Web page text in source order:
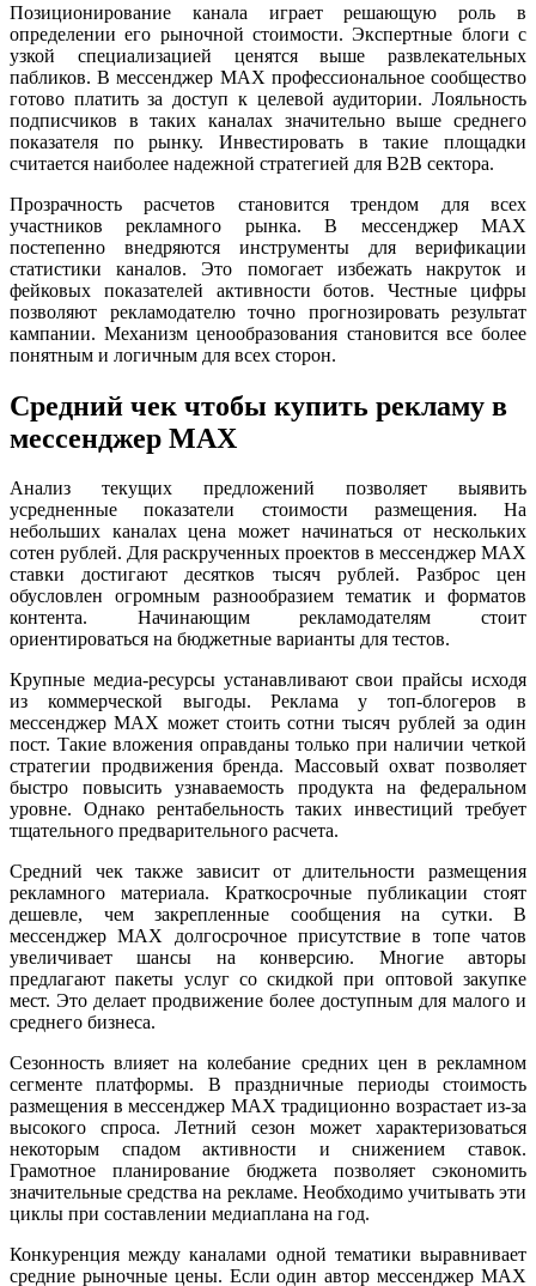
Позиционирование канала играет решающую роль в
определении его рыночной стоимости. Экспертные блоги с
узкой специализацией ценятся выше развлекательных
пабликов. В мессенджер MAX профессиональное сообщество
готово платить за доступ к целевой аудитории. Лояльность
подписчиков в таких каналах значительно выше среднего
показателя по рынку. Инвестировать в такие площадки
считается наиболее надежной стратегией для B2B сектора.
Прозрачность расчетов становится трендом для всех
участников рекламного рынка. В мессенджер MAX
постепенно внедряются инструменты для верификации
статистики каналов. Это помогает избежать накруток и
фейковых показателей активности ботов. Честные цифры
позволяют рекламодателю точно прогнозировать результат
кампании. Механизм ценообразования становится все более
понятным и логичным для всех сторон.
Средний чек чтобы купить рекламу в
мессенджер MAX
Анализ текущих предложений позволяет выявить
усредненные показатели стоимости размещения. На
небольших каналах цена может начинаться от нескольких
сотен рублей. Для раскрученных проектов в мессенджер MAX
ставки достигают десятков тысяч рублей. Разброс цен
обусловлен огромным разнообразием тематик и форматов
контента. Начинающим рекламодателям стоит
ориентироваться на бюджетные варианты для тестов.
Крупные медиа-ресурсы устанавливают свои прайсы исходя
из коммерческой выгоды. Реклама у топ-блогеров в
мессенджер MAX может стоить сотни тысяч рублей за один
пост. Такие вложения оправданы только при наличии четкой
стратегии продвижения бренда. Массовый охват позволяет
быстро повысить узнаваемость продукта на федеральном
уровне. Однако рентабельность таких инвестиций требует
тщательного предварительного расчета.
Средний чек также зависит от длительности размещения
рекламного материала. Краткосрочные публикации стоят
дешевле, чем закрепленные сообщения на сутки. В
мессенджер MAX долгосрочное присутствие в топе чатов
увеличивает шансы на конверсию. Многие авторы
предлагают пакеты услуг со скидкой при оптовой закупке
мест. Это делает продвижение более доступным для малого и
среднего бизнеса.
Сезонность влияет на колебание средних цен в рекламном
сегменте платформы. В праздничные периоды стоимость
размещения в мессенджер MAX традиционно возрастает из-за
высокого спроса. Летний сезон может характеризоваться
некоторым спадом активности и снижением ставок.
Грамотное планирование бюджета позволяет сэкономить
значительные средства на рекламе. Необходимо учитывать эти
циклы при составлении медиаплана на год.
Конкуренция между каналами одной тематики выравнивает
средние рыночные цены. Если один автор мессенджер MAX